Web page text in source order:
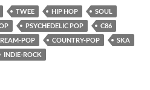
TWEE HIP HOP
SOUL
PSYCHEDELIC POP
C86
POP COUNTRY-POP
SKA
INDIE-ROCK